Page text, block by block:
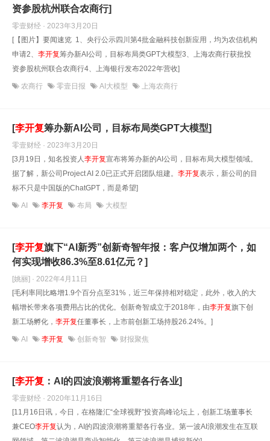
资参股杭州联合农商行]
零壹财经 · 2023年3月20日
[【图片】要闻速览 1、央行公示四川第4批金融科技创新应用，均为农信机构
申请2、 李开复筹办新AI公司，目标布局类GPT大模型3、上海农商行获批投
资参股杭州联合农商行4、上海银行发布2022年营收]
农商行 零壹日报 AI大模型 上海农商行
[李开复筹办新AI公司，目标布局类GPT大模型]
零壹财经 · 2023年3月20日
[3月19日，知名投资人李开复宣布将筹办新的AI公司，目标布局大模型领域。
据了解，新公司Project AI 2.0已正式开启团队组建。 李开复表示，新公司的目
标不只是中国版的ChatGPT，而是希望]
AI 李开复 布局 大模型
[李开复旗下“AI新秀”创新奇智年报：客户仅增加两个，如
何实现增收86.3%至8.61亿元？]
[姚丽] · 2022年4月11日
[毛利率同比略增1.9个百分点至31%，近三年保持相对稳定，此外，收入的大
幅增长带来各项费用占比的优化。创新奇智成立于2018年，由李开复旗下创
新工场孵化， 李开复任董事长，上市前创新工场持股26.24%。]
AI 李开复 创新奇智 财报聚焦
[李开复 ：AI的四波浪潮将重塑各行各业]
零壹财经 · 2020年11月16日
[11月16日讯，今日，在格隆汇“全球视野”投资高峰论坛上，创新工场董事长
兼CEO李开复认为，AI的四波浪潮将重塑各行各业。第一波AI浪潮发生在互联